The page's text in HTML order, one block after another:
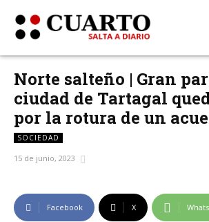
Norte salteño | Gran
ciudad de Tartagal
por la rotura de un
SOCIEDAD
15 de junio, 2023
Facebook X